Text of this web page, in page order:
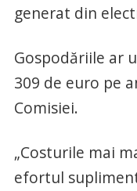
generat din
Gospodăriile ar
309 de euro pe
Comisiei.
„Costurile mai
efortul